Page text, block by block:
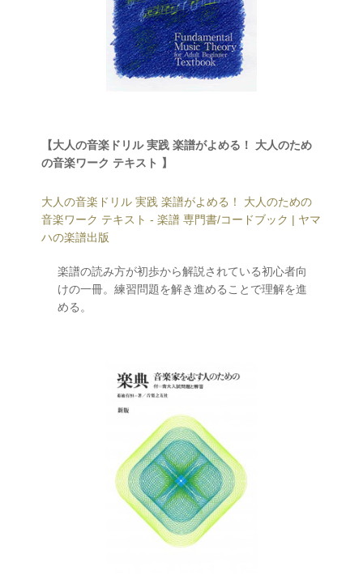
【大人の音楽ドリル 実践 楽譜がよめる！ 大人のため
の音楽ワーク テキスト 】
大人の音楽ドリル 実践 楽譜がよめる！ 大人のための
音楽ワーク テキスト - 楽譜 専門書/コードブック | ヤマ
ハの楽譜出版
楽譜の読み方が初歩から解説されている初心者向
けの一冊。練習問題を解き進めることで理解を進
める。